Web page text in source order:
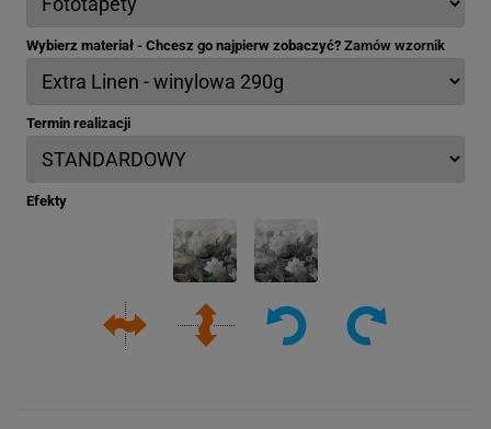
Wybierz materiał - Chcesz go najpierw zobaczyć? Zamów wzornik
Termin realizacji
Efekty